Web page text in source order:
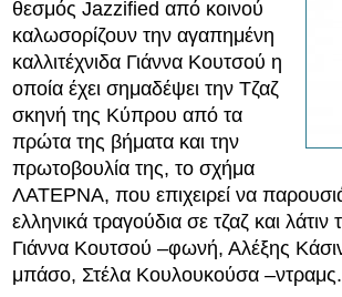
θεσμός Jazzified από κοινού
καλωσορίζουν την αγαπημένη
καλλιτέχνιδα Γιάννα Κουτσού η
οποία έχει σημαδέψει την Τζαζ
σκηνή της Κύπρου από τα
πρώτα της βήματα και την
πρωτοβουλία της, το σχήμα
ΛΑΤΕΡΝΑ, που επιχειρεί να
ελληνικά τραγούδια σε τζαζ και λάτιν
Γιάννα Κουτσού –φωνή, Αλέξης
μπάσο, Στέλα Κουλουκούσα –ντραμς.